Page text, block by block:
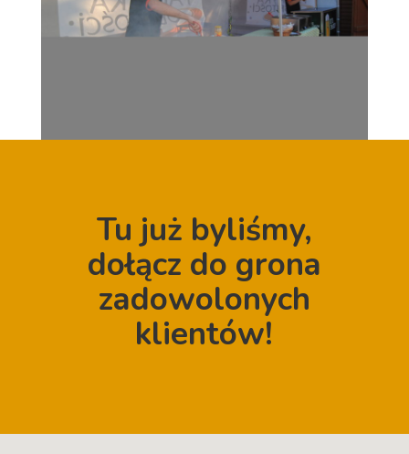
Tu już byliśmy,
dołącz do grona
zadowolonych
klientów!